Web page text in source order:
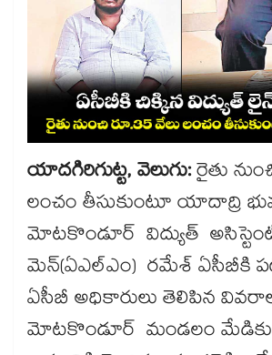
యాదగిరిగుట్ట, వెలుగు:రైతు
లంచం తీసుకుంటూ యాదాద్రి
మోటకొండూర్ విద్యుత్
మెన్(ఏఎల్ఎం) రమేశ్​ ఏసీబీకి
ఏసీబీ అధికారులు తెలిపిన
మోటకొండూర్ మండలం